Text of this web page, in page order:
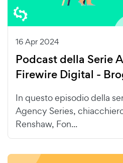
16 Apr 2024
Podcast della Serie
Firewire Digital -
In questo episodio della
Agency Series,
Renshaw, Fon...